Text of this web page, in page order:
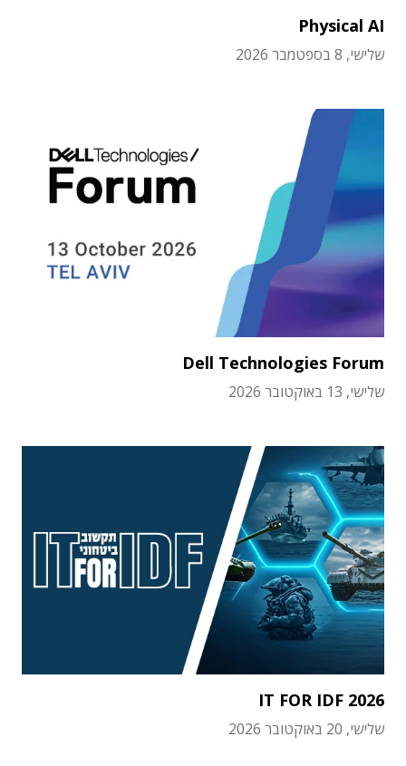
Physical AI
שלישי, 8 בספטמבר 2026
Dell Technologies Forum
שלישי, 13 באוקטובר 2026
IT FOR IDF 2026
שלישי, 20 באוקטובר 2026